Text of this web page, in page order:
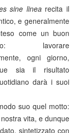
sine linearecita il
e generalmente
come un buon
lavorare
ogni giorno,
sia il risultato
darà i suoi
suo quel motto:
vita, e dunque
sintetizzato con